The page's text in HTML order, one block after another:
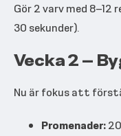
Gör 2 varv med 8–12
30 sekunder).
Vecka 2 –
Nu är fokus att
Promenader: